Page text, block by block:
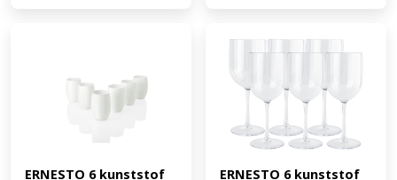
ERNESTO 6 kunststof
ERNESTO 6 kunststof